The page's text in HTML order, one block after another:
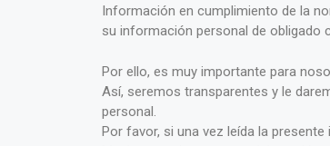
Información en cumplimiento de la
su información personal de obligado
Por ello, es muy importante para
Así, seremos transparentes y le
personal.
Por favor, si una vez leída la